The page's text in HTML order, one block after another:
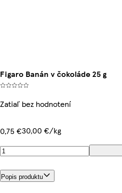
Figaro Banán v čokoláde 25 g
Zatiaľ bez hodnotení
0,75 €30,00 €/kg
Popis produktu